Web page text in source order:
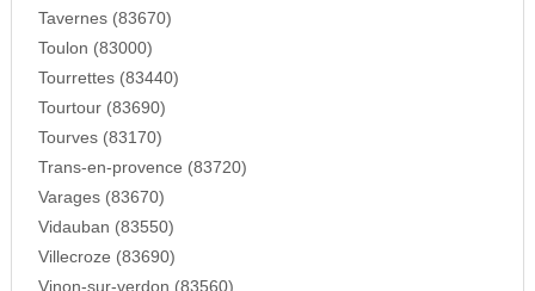
Tavernes (83670)
Toulon (83000)
Tourrettes (83440)
Tourtour (83690)
Tourves (83170)
Trans-en-provence (83720)
Varages (83670)
Vidauban (83550)
Villecroze (83690)
Vinon-sur-verdon (83560)